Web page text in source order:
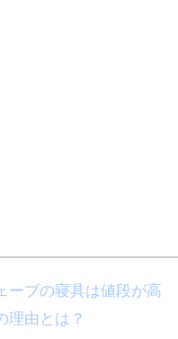
ーブの寝具は値段が高
理由とは？